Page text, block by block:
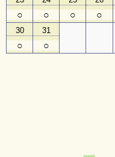
も
向
け
イ
ベ
○ ○ ○ ○
30
○
31
○